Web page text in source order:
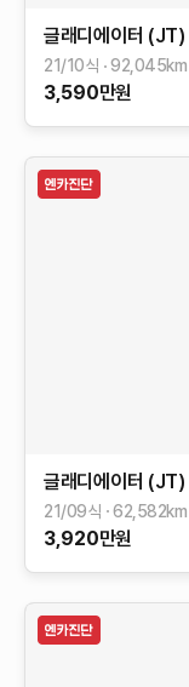
글래디에이터 (JT)
21/10식 92,045km
3,590만원
글래디에이터 (JT)
21/09식 62,582km
3,920만원